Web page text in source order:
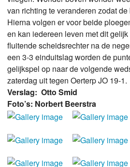
van richting te veranderen zodat
Hierna volgen er voor beide
en kan iedereen leven met dit
fluitende scheidsrechter na de
een 3-3 einduitslag worden de
gelijkspel op naar de volgende
zaterdag uit tegen Oerterp JO 19-1.
Verslag: Otto Smid
Foto’s: Norbert Beerstra